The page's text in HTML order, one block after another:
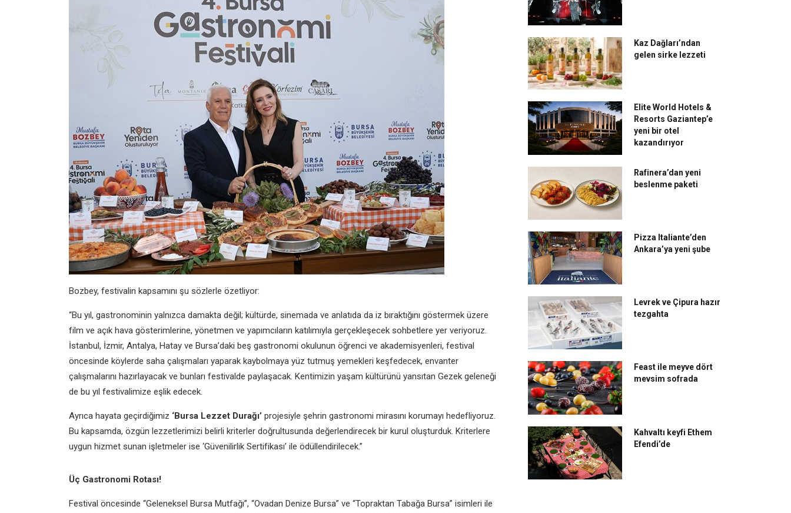
Bozbey, festivalin kapsamını şu sözlerle özetliyor:
“Bu yıl, gastronominin yalnızca damakta değil; kültürde, sinemada ve anlatıda da iz bıraktığını göstermek üzere
film ve açık hava gösterimlerine, yönetmen ve yapımcıların katılımıyla gerçekleşecek sohbetlere yer veriyoruz.
İstanbul, İzmir, Antalya, Hatay ve Bursa’daki beş gastronomi okulunun öğrenci ve akademisyenleri, festival
öncesinde köylerde saha çalışmaları yaparak kaybolmaya yüz tutmuş yemekleri keşfedecek, envanter
çalışmalarını hazırlayacak ve bunları festivalde paylaşacak. Kentimizin yaşam kültürünü yansıtan Gezek geleneği
de bu yıl festivalimize eşlik edecek.
Ayrıca hayata geçirdiğimiz ‘Bursa Lezzet Durağı’ projesiyle şehrin gastronomi mirasını korumayı hedefliyoruz.
Bu kapsamda, özgün lezzetlerimizi belirli kriterler doğrultusunda değerlendirecek bir kurul oluşturduk. Kriterlere
uygun hizmet sunan işletmeler ise ‘Güvenilirlik Sertifikası’ ile ödüllendirilecek.”
Üç Gastronomi Rotası!
Festival öncesinde “Geleneksel Bursa Mutfağı”, “Ovadan Denize Bursa” ve “Topraktan Tabağa Bursa” isimleri ile
Kaz Dağları’ndan
gelen sirke lezzeti
Elite World Hotels &
Resorts Gaziantep’e
yeni bir otel
kazandırıyor
Rafinera’dan yeni
beslenme paketi
Pizza Italiante’den
Ankara’ya yeni şube
Levrek ve Çipura hazır
tezgahta
Feast ile meyve dört
mevsim sofrada
Kahvaltı keyfi Ethem
Efendi’de